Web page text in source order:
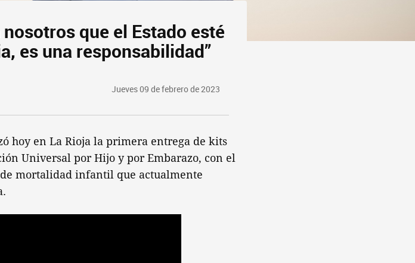
que el Estado esté
es una responsabilidad”
Jueves 09 de febrero de 2023
hoy en La Rioja la primera entrega de kits
Universal por Hijo y por Embarazo, con el
mortalidad infantil que actualmente